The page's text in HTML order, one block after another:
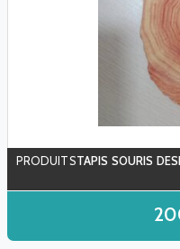
TAPIS SOURIS